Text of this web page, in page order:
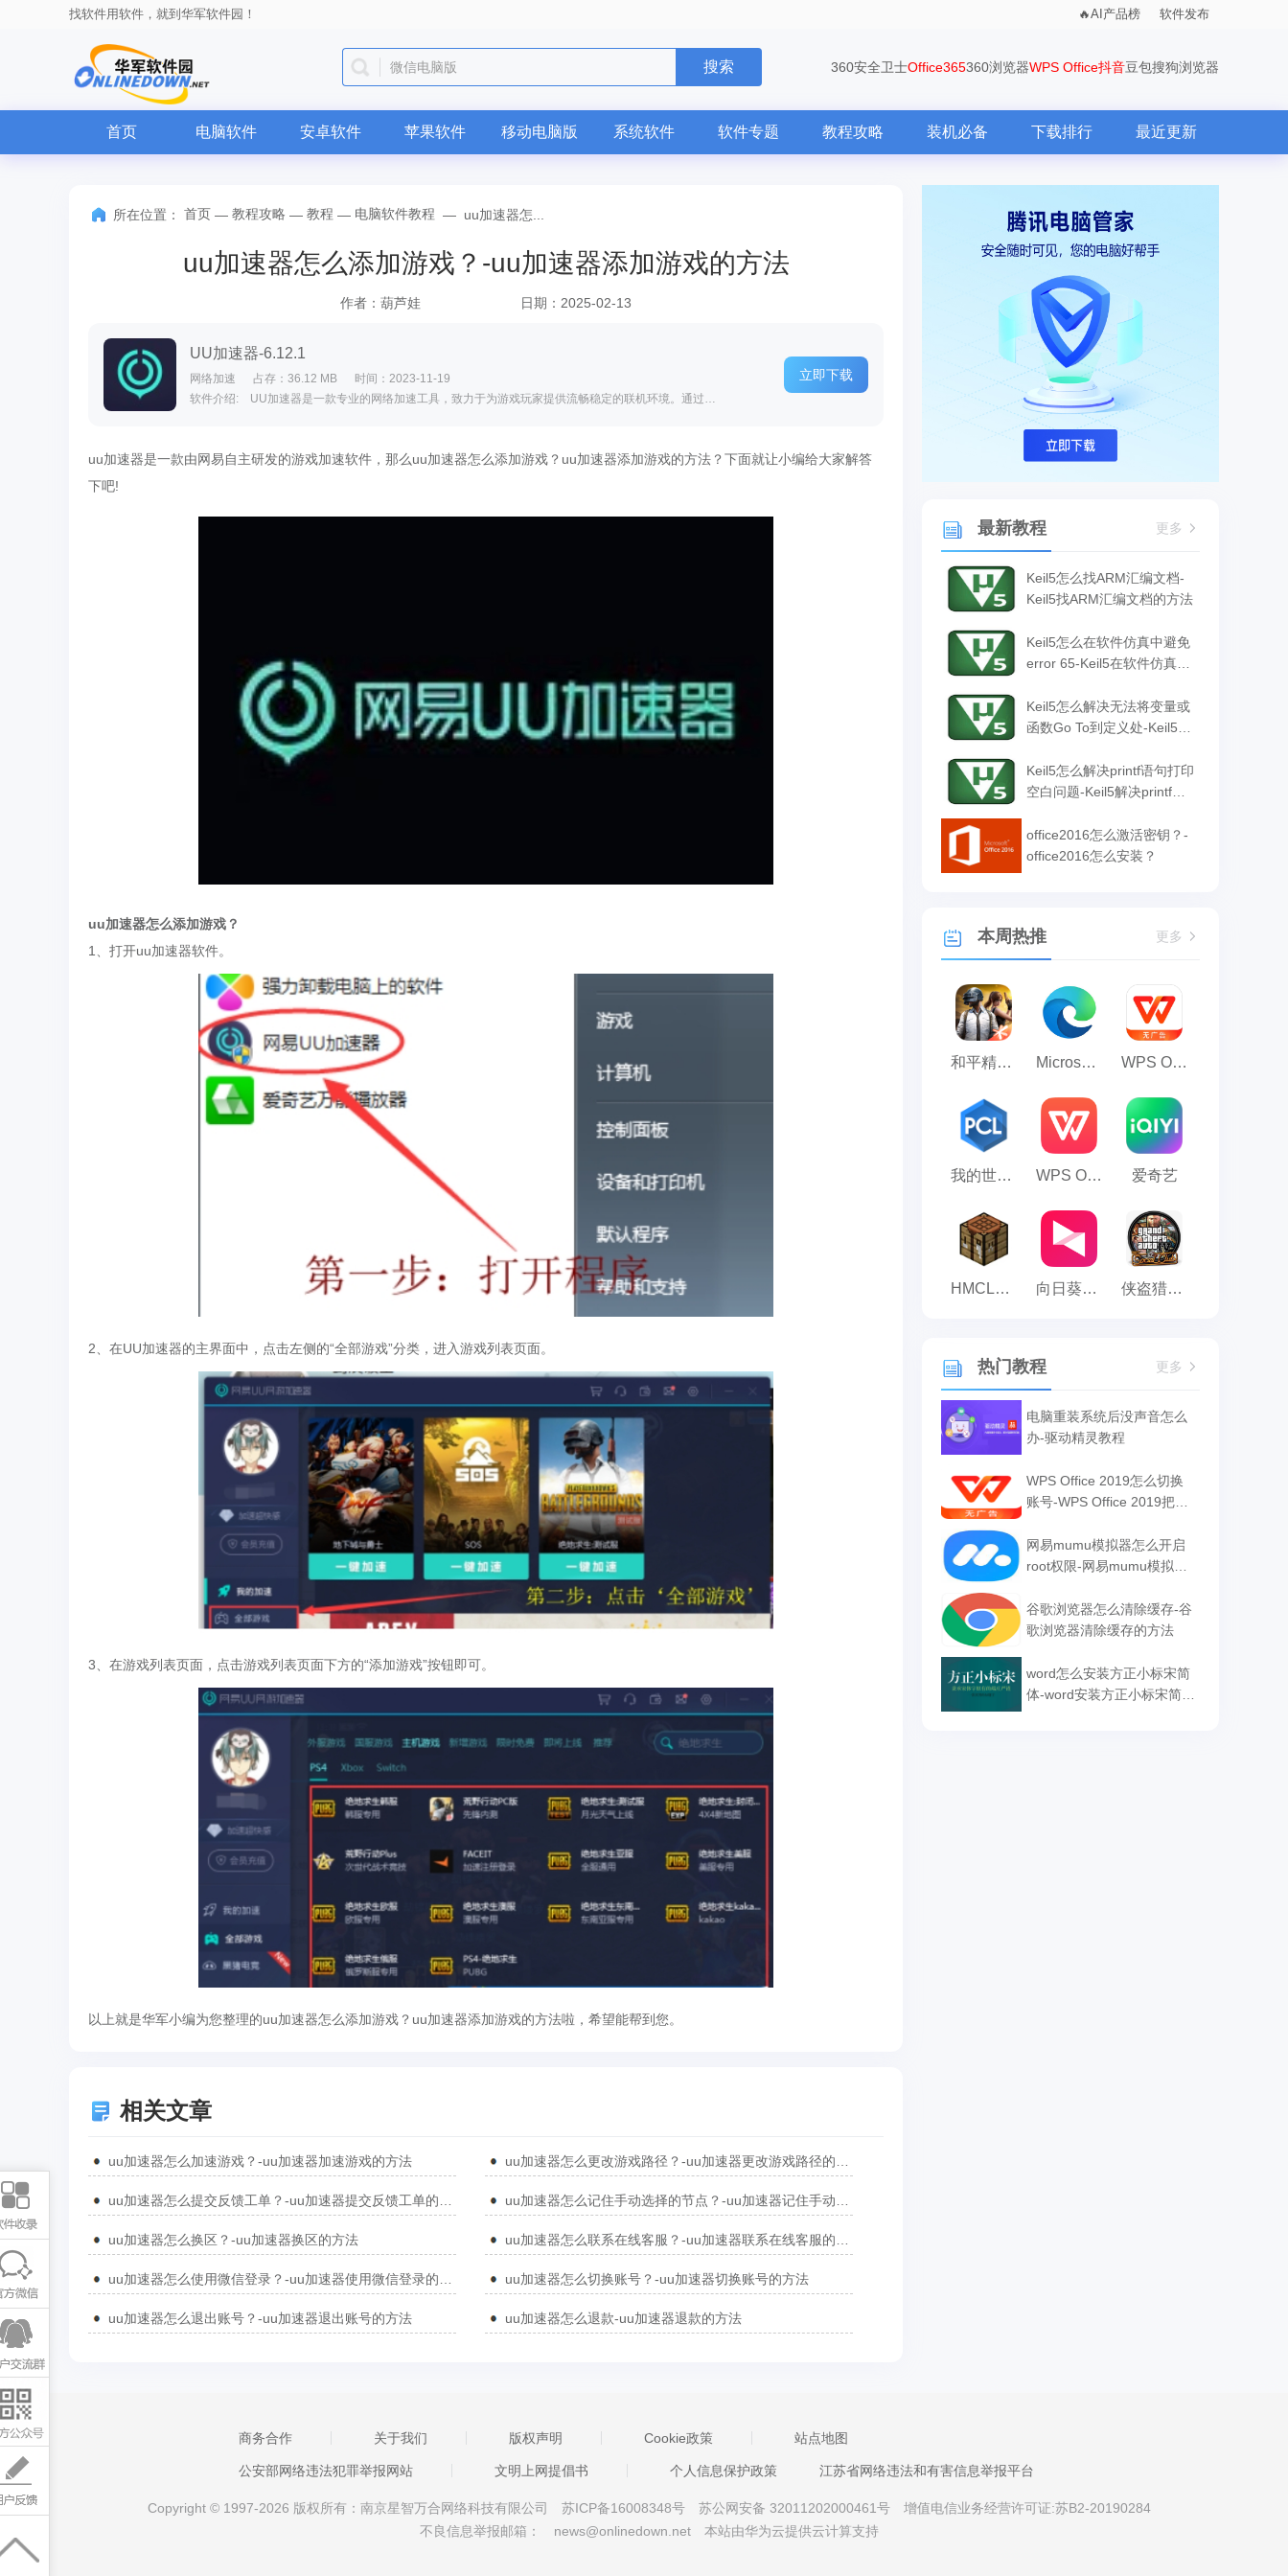
找软件用软件，就到华军软件园！ AI产品榜 软件发布
微信电脑版 搜索 360安全卫士Office365360浏览器WPS Office抖音豆包搜狗浏览器
首页 电脑软件 安卓软件 苹果软件 移动电脑版 系统软件 软件专题 教程攻略 装机必备 下载排行 最近更新
所在位置： 首页 — 教程攻略 — 教程 — 电脑软件教程 — uu加速器怎...
uu加速器怎么添加游戏？-uu加速器添加游戏的方法
作者：葫芦娃 日期：2025-02-13
UU加速器-6.12.1
网络加速 占存：36.12 MB
时间：2023-11-19
软件介绍: UU加速器是一款专业的网络加速工具，致力于为游戏玩家提供流畅稳定的联机环境。通过一键智能路由...
立即下载
uu加速器是一款由网易自主研发的游戏加速软件，那么uu加速器怎么添加游戏？uu加速器添加游戏的方法？下面就让小编给大家解答
下吧!
uu加速器怎么添加游戏？
1、打开uu加速器软件。
2、在UU加速器的主界面中，点击左侧的“全部游戏”分类，进入游戏列表页面。
3、在游戏列表页面，点击游戏列表页面下方的“添加游戏”按钮即可。
以上就是华军小编为您整理的uu加速器怎么添加游戏？uu加速器添加游戏的方法啦，希望能帮到您。
相关文章
uu加速器怎么加速游戏？-uu加速器加速游戏的方法
uu加速器怎么换区？-uu加速器换区的方法
uu加速器怎么切换账号？-uu加速器切换账号的方法
uu加速器怎么退出账号？-uu加速器退出账号的方法 uu加速器怎么退款-uu加速器退款的方法
最新教程 更多
Keil5怎么找ARM汇编文档-
Keil5找ARM汇编文档的方法
Keil5怎么在软件仿真中避免
error 65-Keil5在软件仿真中
Keil5怎么解决无法将变量或
函数Go To到定义处-Keil5解
到定义处的方法
Keil5怎么解决printf语句打印
空白问题-Keil5解决printf语
office2016怎么激活密钥？-
office2016怎么安装？
本周热推 更多
和平精英模拟器应用宝版 Microsoft Edge浏览器 WPS Office
我的世界PCL2启动器 WPS Office 2023 爱奇艺
HMCL启动器 向日葵远程控制 侠盗猎车手:罪恶都市之侠盗无双
热门教程 更多
电脑重装系统后没声音怎么
办-驱动精灵教程
WPS Office 2019怎么切换
账号-WPS Office 2019把切
网易mumu模拟器怎么开启
root权限-网易mumu模拟器
谷歌浏览器怎么清除缓存-谷
歌浏览器清除缓存的方法
word怎么安装方正小标宋简
体-word安装方正小标宋简体
商务合作 关于我们 版权声明 Cookie政策 站点地图
公安部网络违法犯罪举报网站 文明上网提倡书 个人信息保护政策 江苏省网络违法和有害信息举报平台
Copyright © 1997-2026 版权所有：南京星智万合网络科技有限公司 苏ICP备16008348号 苏公网安备 32011202000461号
增值电信业务经营许可证:苏B2-20190284
不良信息举报邮箱：
news@onlinedown.net 本站由华为云提供云计算支持